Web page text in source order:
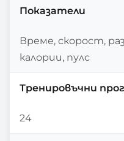
Показатели
Време, скорост,
калории, пулс
Тренировъчни
24